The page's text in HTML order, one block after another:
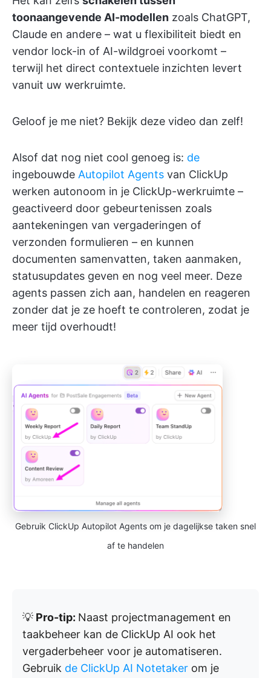
toonaangevende AI-modellen zoals ChatGPT,
Claude en andere – wat u flexibiliteit biedt en
vendor lock-in of AI-wildgroei voorkomt –
terwijl het direct contextuele inzichten levert
vanuit uw werkruimte.
Geloof je me niet? Bekijk deze video dan zelf!
Alsof dat nog niet cool genoeg is: de
ingebouwde Autopilot Agents van ClickUp
werken autonoom in je ClickUp-werkruimte –
geactiveerd door gebeurtenissen zoals
aantekeningen van vergaderingen of
verzonden formulieren – en kunnen
documenten samenvatten, taken aanmaken,
statusupdates geven en nog veel meer. Deze
agents passen zich aan, handelen en reageren
zonder dat je ze hoeft te controleren, zodat je
meer tijd overhoudt!
Gebruik ClickUp Autopilot Agents om je dagelijkse taken snel
af te handelen
💡 Pro-tip: Naast projectmanagement en
taakbeheer kan de ClickUp AI ook het
vergaderbeheer voor je automatiseren.
Gebruik de ClickUp AI Notetaker om je